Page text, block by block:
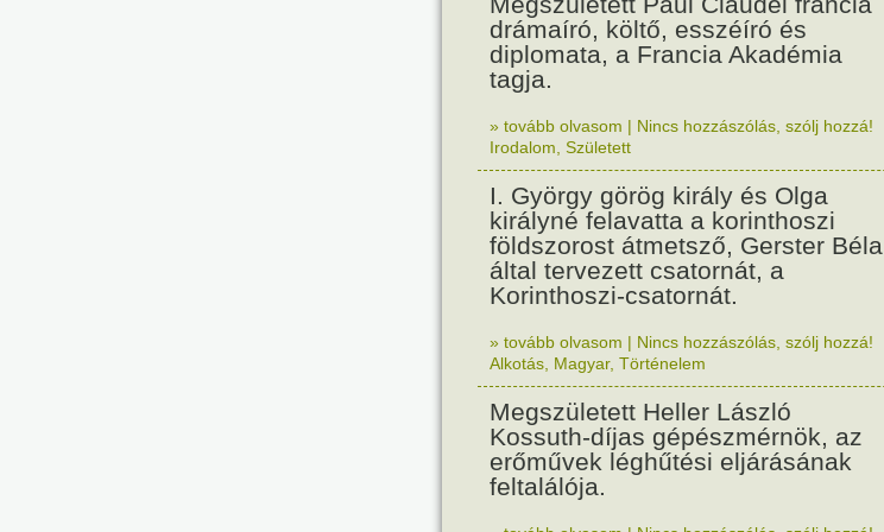
drámaíró, költő, esszéíró és
diplomata, a Francia Akadémia
tagja.
» tovább olvasom | Nincs hozzászólás, szólj hozzá!
Irodalom Született
I. György görög király és Olga
királyné felavatta a korinthoszi
földszorost átmetsző, Gerster Béla
által tervezett csatornát, a
Korinthoszi-csatornát.
» tovább olvasom | Nincs hozzászólás, szólj hozzá!
Alkotás Magyar, Történelem
Megszületett Heller László
Kossuth-díjas gépészmérnök, az
erőművek léghűtési eljárásának
feltalálója.